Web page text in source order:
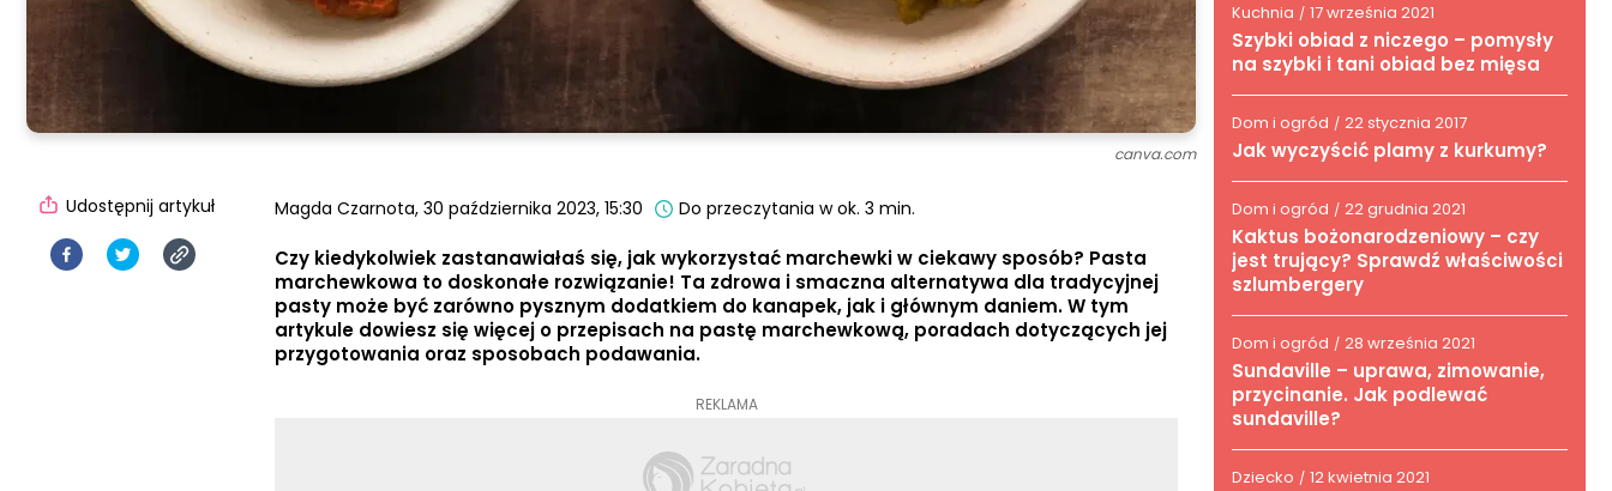
canva.com
Magda Czarnota, 30 października 2023, 15:30 Do przeczytania w ok. 3 min.
Czy kiedykolwiek zastanawiałaś się, jak wykorzystać marchewki w ciekawy sposób? Pasta
marchewkowa to doskonałe rozwiązanie! Ta zdrowa i smaczna alternatywa dla tradycyjnej
pasty może być zarówno pysznym dodatkiem do kanapek, jak i głównym daniem. W tym
artykule dowiesz się więcej o przepisach na pastę marchewkową, poradach dotyczących jej
przygotowania oraz sposobach podawania.
REKLAMA
Udostępnij artykuł
Kuchnia / 17 września 2021
Szybki obiad z niczego – pomysły
na szybki i tani obiad bez mięsa
Dom i ogród / 22 stycznia 2017
Jak wyczyścić plamy z kurkumy?
Dom i ogród / 22 grudnia 2021
Kaktus bożonarodzeniowy – czy
jest trujący? Sprawdź właściwości
szlumbergery
Dom i ogród / 28 września 2021
Sundaville – uprawa, zimowanie,
przycinanie. Jak podlewać
sundaville?
Dziecko / 12 kwietnia 2021